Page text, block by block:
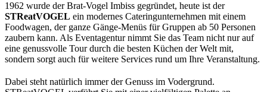
1962 wurde der Brat-Vogel Imbiss gegründet, heute ist der
STReatVOGEL ein modernes Cateringunternehmen mit einem
Foodwagen, der ganze Gänge-Menüs für Gruppen ab 50 Personen
zaubern kann. Als Eventagentur nimmt Sie das Team nicht nur auf
eine genussvolle Tour durch die besten Küchen der Welt mit,
sondern sorgt auch für weitere Services rund um Ihre Veranstaltung.
Dabei steht natürlich immer der Genuss im Vodergrund.